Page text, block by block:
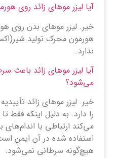
آیا لیزر موهای زائد روی
خیر. لیزر موهای بدن روی
هورمون محرک تولید
ندارد.
آيا ليزر موهاى زائد
می‌شود؟
خیر. ليزر موهاى زائد
را دارد. به دلیل اینکه
می‌کند ارتباطی با
استفاده شده در آن ایمن
هیچ‌گونه سرطانی نمی‌شود.